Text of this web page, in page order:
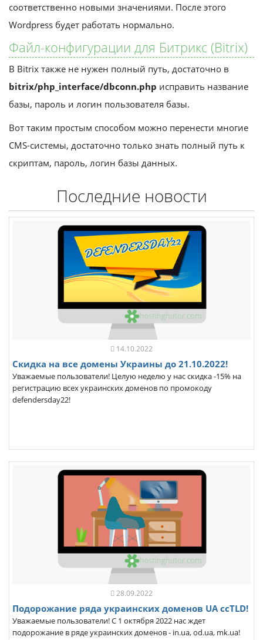
соответственно новыми значениями. После этого
Wordpress будет работать нормально.
Файл-конфигурации для Битрикс (Bitrix)
В Bitrix также не нужен полный путь, достаточно в
bitrix/php_interface/dbconn.php исправить название
базы, пароль и логин пользователя базы.
Вот таким простым способом можно перенести многие
CMS-системы, достаточно только знать полный путь к
скриптам, пароль, логин базы данных.
Последние новости
14.10.2022
Скидка на все домены Украины до 21.10.2022!
Уважаемые пользователи! Целую неделю у нас скидка -15% на
регистрацию всех украинских доменов по промокоду
defendersday22!
28.09.2022
Подорожание ряда украинских доменов UA ccTLD!
Уважаемые пользователи! С 1 октября 2022 нас ждет
подорожание в ряде украинских доменов - in.ua, od.ua, mk.ua!